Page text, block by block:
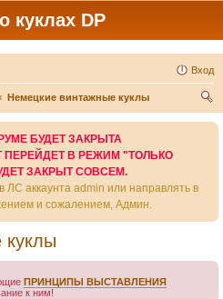
куклах DP
Вход
Немецкие винтажные куклы
БУДЕТ ЗАКРЫТА
ПЕРЕЙДЕТ В РЕЖИМ "ТОЛЬКО
ЗАКРЫТ СОВСЕМ.
аккаунта admin или направлять в
и сожалением, Админ.
куклы
ПРИНЦИПЫ ВЫСТАВЛЕНИЯ
к ним!